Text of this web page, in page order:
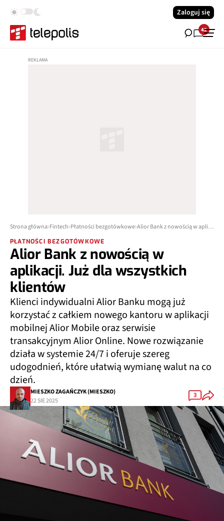
Zaloguj się
42
Strona główna Fintech Płatności bezgotówkowe Alior Bank z nowością w aplikacji. Już dla wszystkich klientów
PŁATNOŚCI BEZGOTÓWKOWE
Alior Bank z nowością w
aplikacji. Już dla wszystkich
klientów
Klienci indywidualni Alior Banku mogą już
korzystać z całkiem nowego kantoru w aplikacji
mobilnej Alior Mobile oraz serwisie
transakcyjnym Alior Online. Nowe rozwiązanie
działa w systemie 24/7 i oferuje szereg
udogodnień, które ułatwią wymianę walut na co
dzień.
MIESZKO ZAGAŃCZYK (MIESZKO)
22 SIE 2025
3